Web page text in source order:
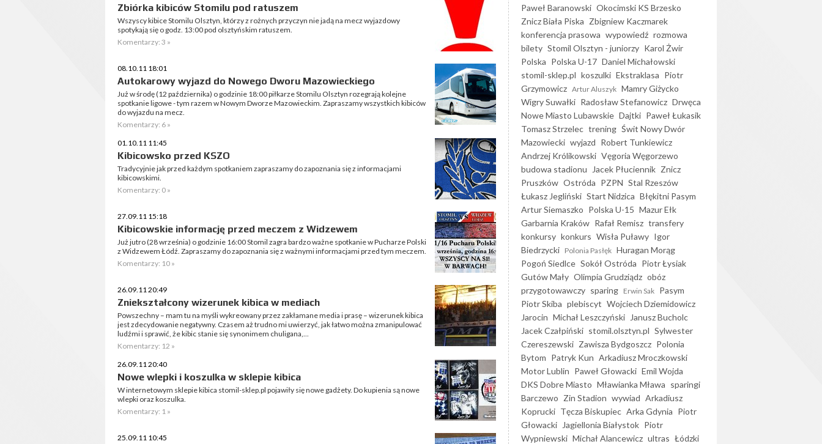
Zbiórka kibiców Stomilu pod ratuszem
Wszyscy kibice Stomilu Olsztyn, którzy z rożnych przyczyn nie jadą na mecz wyjazdowy
spotykają się o godz. 13:00 pod olsztyńskim ratuszem.
Komentarzy: 3 »
08.10.11 18:01
Autokarowy wyjazd do Nowego Dworu Mazowieckiego
Już w środę (12 października) o godzinie 18:00 piłkarze Stomilu Olsztyn rozegrają kolejne
spotkanie ligowe - tym razem w Nowym Dworze Mazowieckim. Zapraszamy wszystkich kibiców
do wyjazdu na mecz.
Komentarzy: 6 »
01.10.11 11:45
Kibicowsko przed KSZO
Tradycyjnie jak przed każdym spotkaniem zapraszamy do zapoznania się z informacjami
kibicowskimi.
Komentarzy: 0 »
27.09.11 15:18
Kibicowskie informację przed meczem z Widzewem
Już jutro (28 września) o godzinie 16:00 Stomil zagra bardzo ważne spotkanie w Pucharze Polski
z Widzewem Łódź. Zapraszamy do zapoznania się z ważnymi informacjami przed tym meczem.
Komentarzy: 10 »
26.09.11 20:49
Zniekształcony wizerunek kibica w mediach
Powszechny – mam tu na myśli wykreowany przez zakłamane media i prasę – wizerunek kibica
jest zdecydowanie negatywny. Czasem aż trudno mi uwierzyć, jak łatwo można zmanipulować
ludźmi i sprawić, że kibic stanie się synonimem chuligana,...
Komentarzy: 12 »
26.09.11 20:40
Nowe wlepki i koszulka w sklepie kibica
W internetowym sklepie kibica stomil-sklep.pl pojawiły się nowe gadżety. Do kupienia są nowe
wlepki oraz koszulka.
Komentarzy: 1 »
25.09.11 10:45
Paweł Baranowski Okocimski KS Brzesko
Znicz Biała Piska Zbigniew Kaczmarek
konferencja prasowa wypowiedź rozmowa
bilety Stomil Olsztyn - juniorzy Karol Żwir
Polska Polska U-17 Daniel Michałowski
stomil-sklep.pl koszulki Ekstraklasa Piotr
Grzymowicz Artur Aluszyk Mamry Giżycko
Wigry Suwałki Radosław Stefanowicz Drwęca
Nowe Miasto Lubawskie Dajtki Paweł Łukasik
Tomasz Strzelec trening Świt Nowy Dwór
Mazowiecki wyjazd Robert Tunkiewicz
Andrzej Królikowski Vęgoria Węgorzewo
budowa stadionu
Jacek Płuciennik Znicz
Pruszków Ostróda PZPN Stal Rzeszów
Łukasz Jegliński Start Nidzica Błękitni Pasym
Artur Siemaszko Polska U-15 Mazur Ełk
Garbarnia Kraków Rafał Remisz transfery
konkursy konkurs Wisła Puławy Igor
Biedrzycki Polonia Pasłęk Huragan Morąg
Pogoń Siedlce Sokół Ostróda Piotr Łysiak
Gutów Mały Olimpia Grudziądz obóz
przygotowawczy sparing Erwin Sak Pasym
Piotr Skiba plebiscyt Wojciech Dziemidowicz
Jarocin Michał Leszczyński
Janusz Bucholc
Jacek Czałpiński stomil.olsztyn.pl Sylwester
Czereszewski Zawisza Bydgoszcz Polonia
Bytom Patryk Kun Arkadiusz Mroczkowski
Motor Lublin Paweł Głowacki Emil Wojda
DKS Dobre Miasto Mławianka Mława sparingi
Barczewo Zin Stadion wywiad Arkadiusz
Koprucki Tęcza Biskupiec Arka Gdynia Piotr
Głowacki
Jagiellonia Białystok Piotr
Wypniewski Michał Alancewicz ultras Łódzki